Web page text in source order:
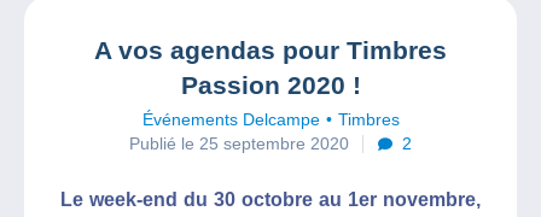
A vos agendas pour Timbres
Passion 2020 !
Événements Delcampe
Timbres
Publié le 25 septembre 2020
2
Le week-end du 30 octobre au 1er novembre,